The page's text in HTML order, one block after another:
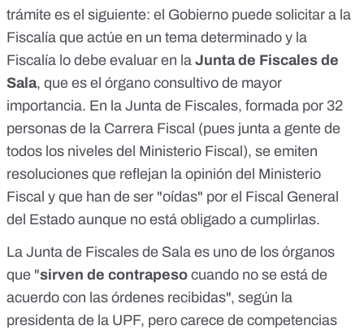
trámite es el siguiente: el Gobierno puede solicitar a la
Fiscalía que actúe en un tema determinado y la
Fiscalía lo debe evaluar en la Junta de Fiscales de
Sala, que es el órgano consultivo de mayor
importancia. En la Junta de Fiscales, formada por 32
personas de la Carrera Fiscal (pues junta a gente de
todos los niveles del Ministerio Fiscal), se emiten
resoluciones que reflejan la opinión del Ministerio
Fiscal y que han de ser "oídas" por el Fiscal General
del Estado aunque no está obligado a cumplirlas.
La Junta de Fiscales de Sala es uno de los órganos
que "sirven de contrapeso cuando no se está de
acuerdo con las órdenes recibidas", según la
presidenta de la UPF, pero carece de competencias